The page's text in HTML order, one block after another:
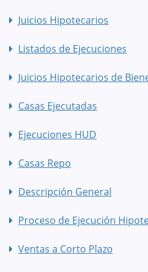
Juicios Hipotecarios
Listados de Ejecuciones
Juicios Hipotecarios de
Casas Ejecutadas
Ejecuciones HUD
Casas Repo
Descripción General
Proceso de Ejecución
Ventas a Corto Plazo